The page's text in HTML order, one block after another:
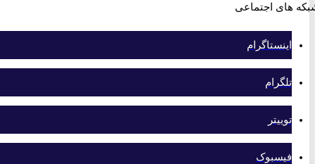
اجتماعی
اینستاگرام
تلگرام
توییتر
فیسبوک